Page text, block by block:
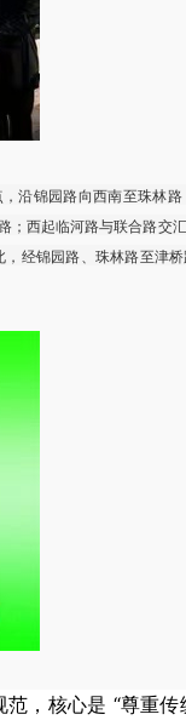
沿锦园路向西南至珠林
；西起临河路与联合路交
经锦园路、珠林路至津
，核心是 “尊重